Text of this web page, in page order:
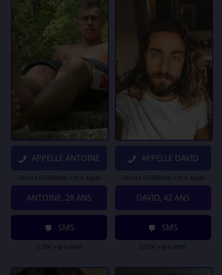
APPELLE ANTOINE
Service 0.80€/min + prix appel
ANTOINE, 28 ANS
SMS
0.50€ + prix SMS
APPELLE DAVID
Service 0.80€/min + prix appel
DAVID, 42 ANS
SMS
0.50€ + prix SMS